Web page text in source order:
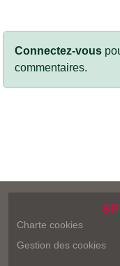
Connectez-vous
commentaires.
Charte cookies
Gestion des cookies